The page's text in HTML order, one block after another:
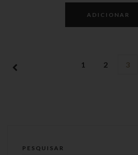
ADICIONAR
1 2 3
PESQUISAR